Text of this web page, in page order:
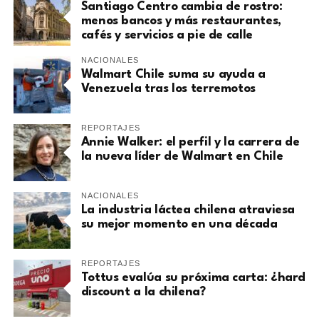
Santiago Centro cambia de rostro:
menos bancos y más restaurantes,
cafés y servicios a pie de calle
NACIONALES
Walmart Chile suma su ayuda a
Venezuela tras los terremotos
REPORTAJES
Annie Walker: el perfil y la carrera de
la nueva líder de Walmart en Chile
NACIONALES
La industria láctea chilena atraviesa
su mejor momento en una década
REPORTAJES
Tottus evalúa su próxima carta: ¿hard
discount a la chilena?